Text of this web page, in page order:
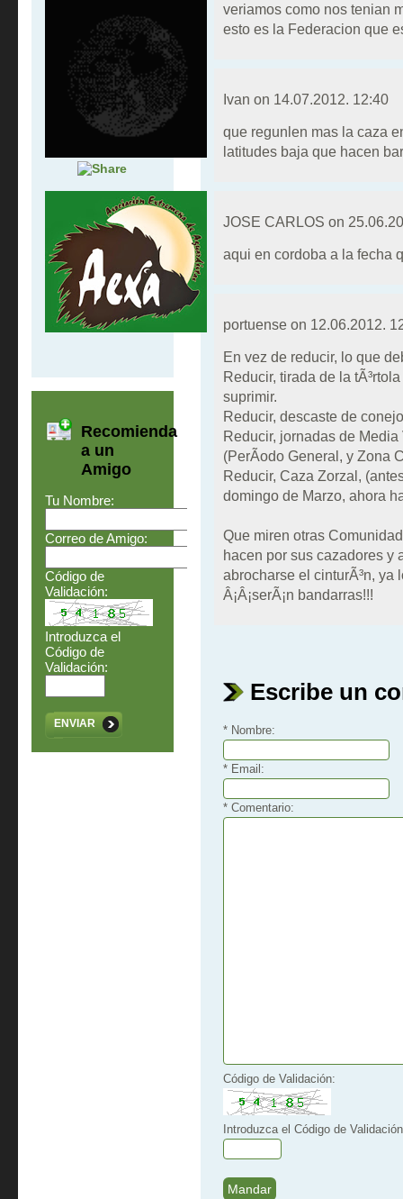
Recomienda
a un
Amigo
Tu Nombre:
Correo de Amigo:
Código de
Validación:
Introduzca el
Código de
Validación:
ENVIAR
veriamos como nos tenian
esto es la Federacion que
Ivan on 14.07.2012. 12:40
que regunlen mas la caza
latitudes baja que hacen
JOSE CARLOS on
aqui en cordoba a la fecha
portuense on 12.06.2012.
En vez de reducir, lo que
Reducir, tirada de la
suprimir.
Reducir, descaste de
Reducir, jornadas de
(PerÃ­odo General, y Zona
Reducir, Caza Zorzal,
domingo de Marzo, ahora
Que miren otras
hacen por sus cazadores y
abrocharse el cinturÃ³n, ya
Â¡Â¡serÃ¡n bandarras!!!
Escribe un
* Nombre:
* Email:
* Comentario:
Código de Validación:
Introduzca el Código de